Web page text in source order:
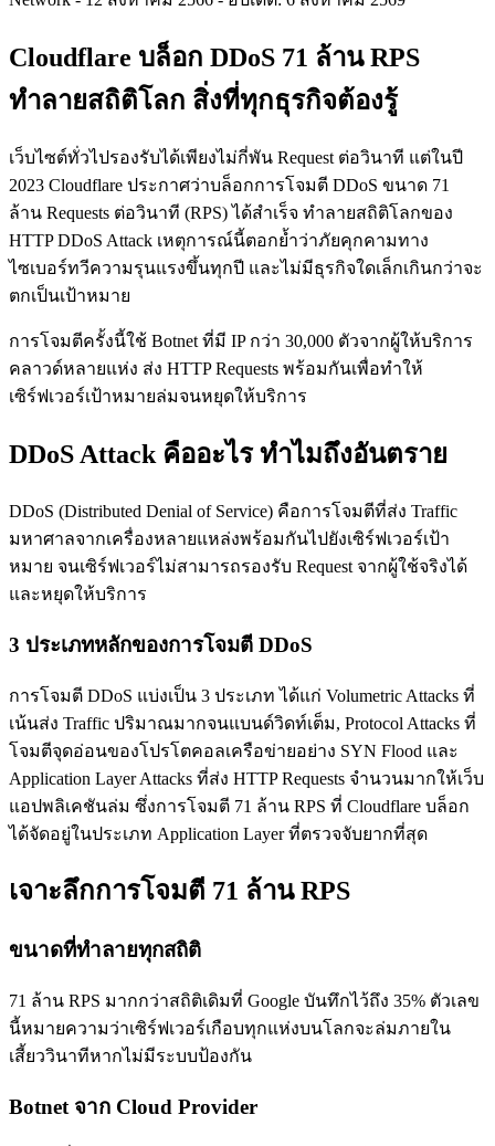
Cloudflare บล็อก DDoS 71 ล้าน RPS
ทำลายสถิติโลก สิ่งที่ทุกธุรกิจต้องรู้
เว็บไซต์ทั่วไปรองรับได้เพียงไม่กี่พัน Request ต่อวินาที แต่ในปี
2023 Cloudflare ประกาศว่าบล็อกการโจมตี DDoS ขนาด 71
ล้าน Requests ต่อวินาที (RPS) ได้สำเร็จ ทำลายสถิติโลกของ
HTTP DDoS Attack เหตุการณ์นี้ตอกย้ำว่าภัยคุกคามทาง
ไซเบอร์ทวีความรุนแรงขึ้นทุกปี และไม่มีธุรกิจใดเล็กเกินกว่าจะ
ตกเป็นเป้าหมาย
การโจมตีครั้งนี้ใช้ Botnet ที่มี IP กว่า 30,000 ตัวจากผู้ให้บริการ
คลาวด์หลายแห่ง ส่ง HTTP Requests พร้อมกันเพื่อทำให้
เซิร์ฟเวอร์เป้าหมายล่มจนหยุดให้บริการ
DDoS Attack คืออะไร ทำไมถึงอันตราย
DDoS (Distributed Denial of Service) คือการโจมตีที่ส่ง Traffic
มหาศาลจากเครื่องหลายแหล่งพร้อมกันไปยังเซิร์ฟเวอร์เป้า
หมาย จนเซิร์ฟเวอร์ไม่สามารถรองรับ Request จากผู้ใช้จริงได้
และหยุดให้บริการ
3 ประเภทหลักของการโจมตี DDoS
การโจมตี DDoS แบ่งเป็น 3 ประเภท ได้แก่ Volumetric Attacks ที่
เน้นส่ง Traffic ปริมาณมากจนแบนด์วิดท์เต็ม, Protocol Attacks ที่
โจมตีจุดอ่อนของโปรโตคอลเครือข่ายอย่าง SYN Flood และ
Application Layer Attacks ที่ส่ง HTTP Requests จำนวนมากให้เว็บ
แอปพลิเคชันล่ม ซึ่งการโจมตี 71 ล้าน RPS ที่ Cloudflare บล็อก
ได้จัดอยู่ในประเภท Application Layer ที่ตรวจจับยากที่สุด
เจาะลึกการโจมตี 71 ล้าน RPS
ขนาดที่ทำลายทุกสถิติ
71 ล้าน RPS มากกว่าสถิติเดิมที่ Google บันทึกไว้ถึง 35% ตัวเลข
นี้หมายความว่าเซิร์ฟเวอร์เกือบทุกแห่งบนโลกจะล่มภายใน
เสี้ยววินาทีหากไม่มีระบบป้องกัน
Botnet จาก Cloud Provider